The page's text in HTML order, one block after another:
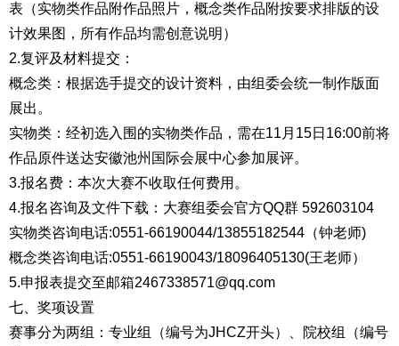
表（实物类作品附作品照片，概念类作品附按要求排版的设
计效果图，所有作品均需创意说明）
2.复评及材料提交：
概念类：根据选手提交的设计资料，由组委会统一制作版面
展出。
实物类：经初选入围的实物类作品，需在11月15日16:00前将
作品原件送达安徽池州国际会展中心参加展评。
3.报名费：本次大赛不收取任何费用。
4.报名咨询及文件下载：大赛组委会官方QQ群 592603104
实物类咨询电话:0551-66190044/13855182544（钟老师)
概念类咨询电话:0551-66190043/18096405130(王老师）
5.申报表提交至邮箱2467338571@qq.com
七、奖项设置
赛事分为两组：专业组（编号为JHCZ开头）、院校组（编号